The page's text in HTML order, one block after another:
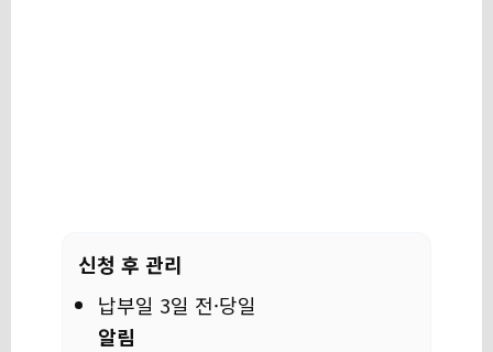
신청 후 관리
납부일 3일 전·당일
알림